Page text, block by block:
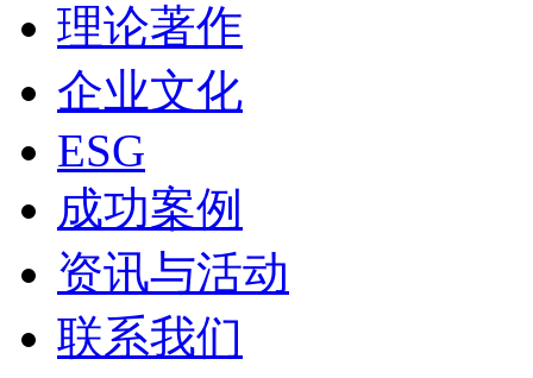
理论著作
企业文化
ESG
成功案例
资讯与活动
联系我们